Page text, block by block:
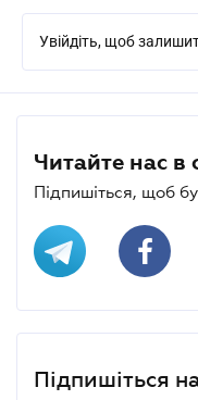
Увійдіть, щоб
Читайте нас
Підпишіться, щоб
Підпишіться